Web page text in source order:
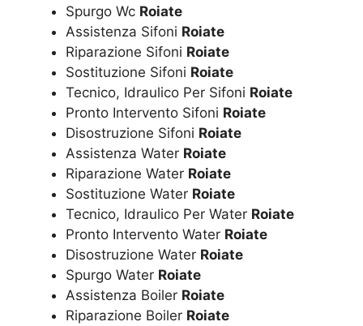
Spurgo Wc Roiate
Assistenza Sifoni Roiate
Riparazione Sifoni Roiate
Sostituzione Sifoni Roiate
Tecnico, Idraulico Per Sifoni Roiate
Pronto Intervento Sifoni Roiate
Disostruzione Sifoni Roiate
Assistenza Water Roiate
Riparazione Water Roiate
Sostituzione Water Roiate
Tecnico, Idraulico Per Water Roiate
Pronto Intervento Water Roiate
Disostruzione Water Roiate
Spurgo Water Roiate
Assistenza Boiler Roiate
Riparazione Boiler Roiate